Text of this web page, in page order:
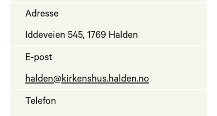
Adresse
Iddeveien 545, 1769 Halden
E-post
halden@kirkenshus.halden.no
Telefon